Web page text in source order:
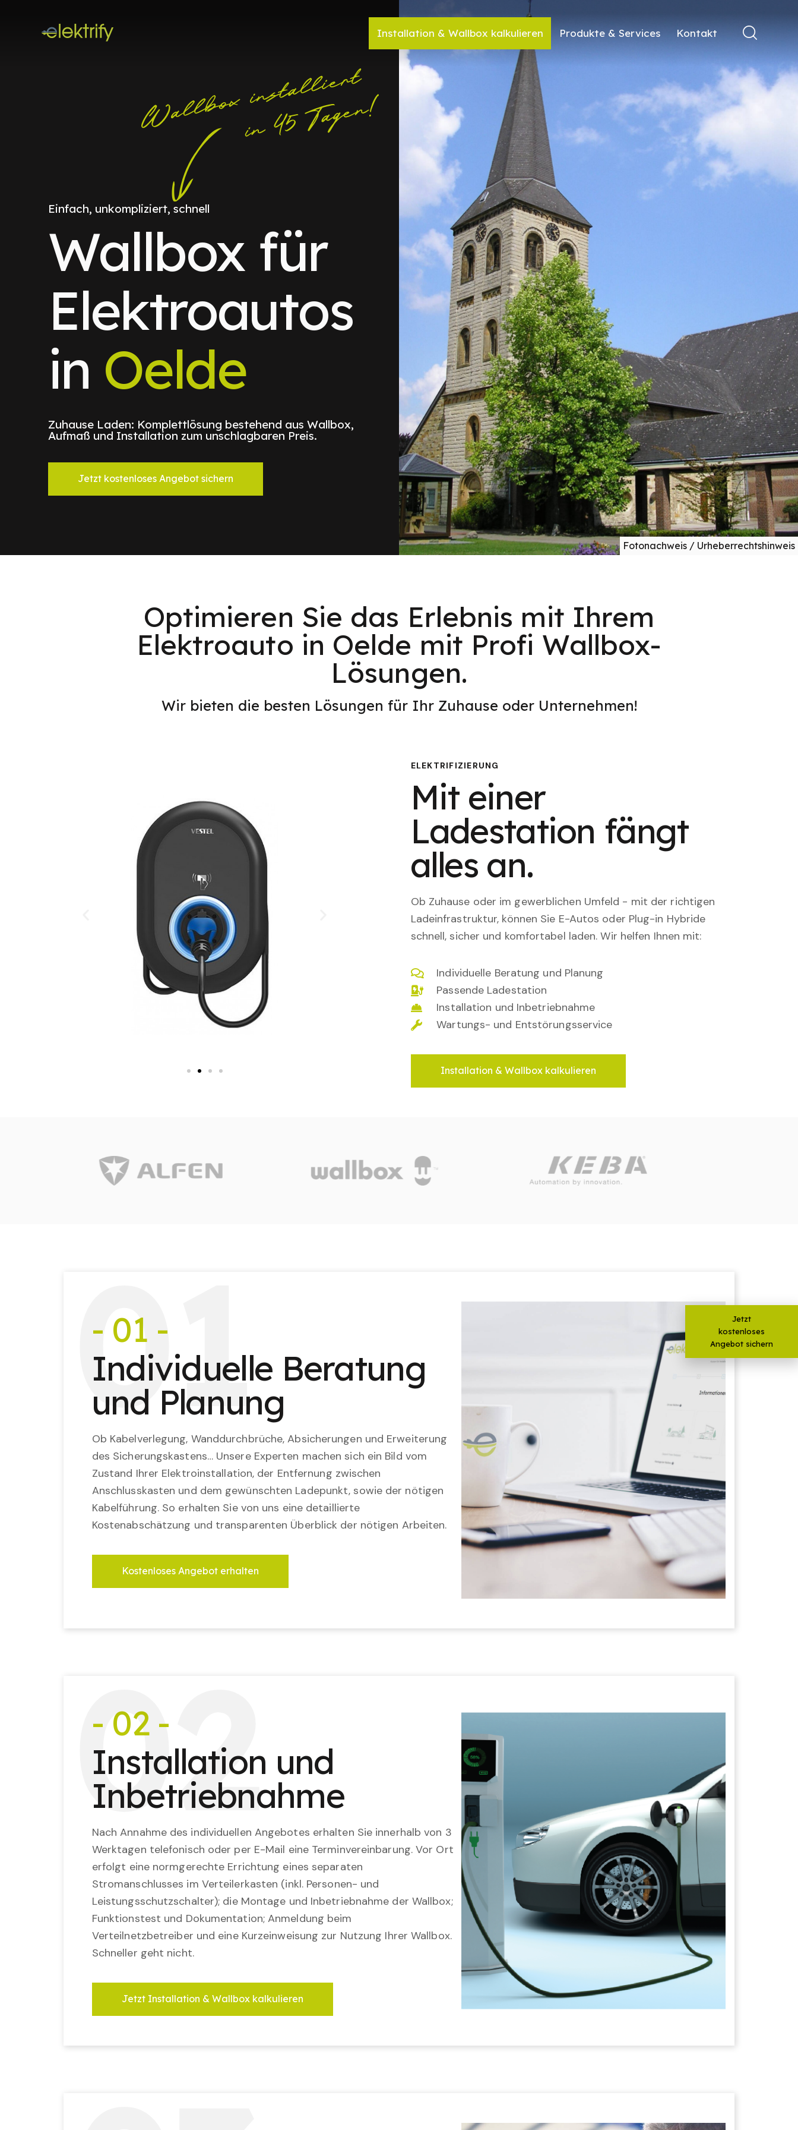
Installation & Wallbox kalkulieren Produkte & Services Kontakt
Einfach, unkompliziert, schnell
Wallbox für
Elektroautos
in Oelde
Zuhause Laden: Komplettlösung bestehend aus Wallbox,
Aufmaß und Installation zum unschlagbaren Preis.
Jetzt kostenloses Angebot sichern
Fotonachweis / Urheberrechtshinweis
Optimieren Sie das Erlebnis mit Ihrem
Elektroauto in Oelde mit Profi Wallbox-
Lösungen.
Wir bieten die besten Lösungen für Ihr Zuhause oder Unternehmen!
ELEKTRIFIZIERUNG
Mit einer
Ladestation fängt
alles an.
Ob Zuhause oder im gewerblichen Umfeld - mit der richtigen
Ladeinfrastruktur, können Sie E-Autos oder Plug-in Hybride
schnell, sicher und komfortabel laden. Wir helfen Ihnen mit:
Individuelle Beratung und Planung
Passende Ladestation
Installation und Inbetriebnahme
Wartungs- und Entstörungsservice
Installation & Wallbox kalkulieren
01
- 01 -
Individuelle Beratung
und Planung
Ob Kabelverlegung, Wanddurchbrüche, Absicherungen und Erweiterung
des Sicherungskastens… Unsere Experten machen sich ein Bild vom
Zustand Ihrer Elektroinstallation, der Entfernung zwischen
Anschlusskasten und dem gewünschten Ladepunkt, sowie der nötigen
Kabelführung. So erhalten Sie von uns eine detaillierte
Kostenabschätzung und transparenten Überblick der nötigen Arbeiten.
Kostenloses Angebot erhalten
02
- 02 -
Installation und
Inbetriebnahme
Nach Annahme des individuellen Angebotes erhalten Sie innerhalb von 3
Werktagen telefonisch oder per E-Mail eine Terminvereinbarung. Vor Ort
erfolgt eine normgerechte Errichtung eines separaten
Stromanschlusses im Verteilerkasten (inkl. Personen- und
Leistungsschutzschalter); die Montage und Inbetriebnahme der Wallbox;
Funktionstest und Dokumentation; Anmeldung beim
Verteilnetzbetreiber und eine Kurzeinweisung zur Nutzung Ihrer Wallbox.
Schneller geht nicht.
Jetzt Installation & Wallbox kalkulieren
Jetzt
kostenloses
Angebot sichern